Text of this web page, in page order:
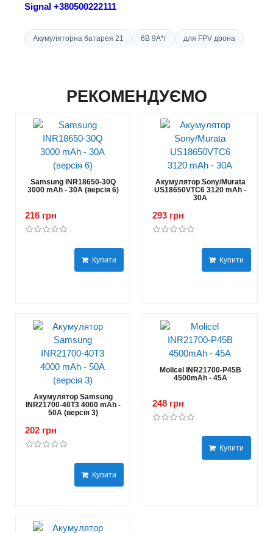
Signal +380500222111
Акумуляторна батарея 21 6В 9A*г для FPV дрона
РЕКОМЕНДУЄМО
Samsung INR18650-30Q
3000 mAh - 30А (версія 6)
216 грн
Купити
Акумулятор Sony/Murata
US18650VTC6 3120 mAh -
30А
293 грн
Купити
Акумулятор Samsung
INR21700-40T3 4000 mAh -
50А (версія 3)
202 грн
Купити
Molicel INR21700-P45B
4500mAh - 45A
248 грн
Купити